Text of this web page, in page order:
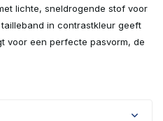
lichte, sneldrogende stof voor
in contrastkleur geeft
voor een perfecte pasvorm, de